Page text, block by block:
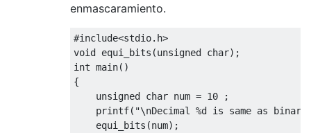
enmascaramiento.
#include<stdio.h>
void equi_bits (unsigned char);
int main()
{
unsigned char num = 10
;
    printf
( "\nDecimal %d is same as
    equi_bits
(num);